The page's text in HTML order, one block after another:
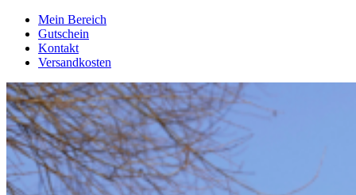
Mein Bereich
Gutschein
Kontakt
Versandkosten